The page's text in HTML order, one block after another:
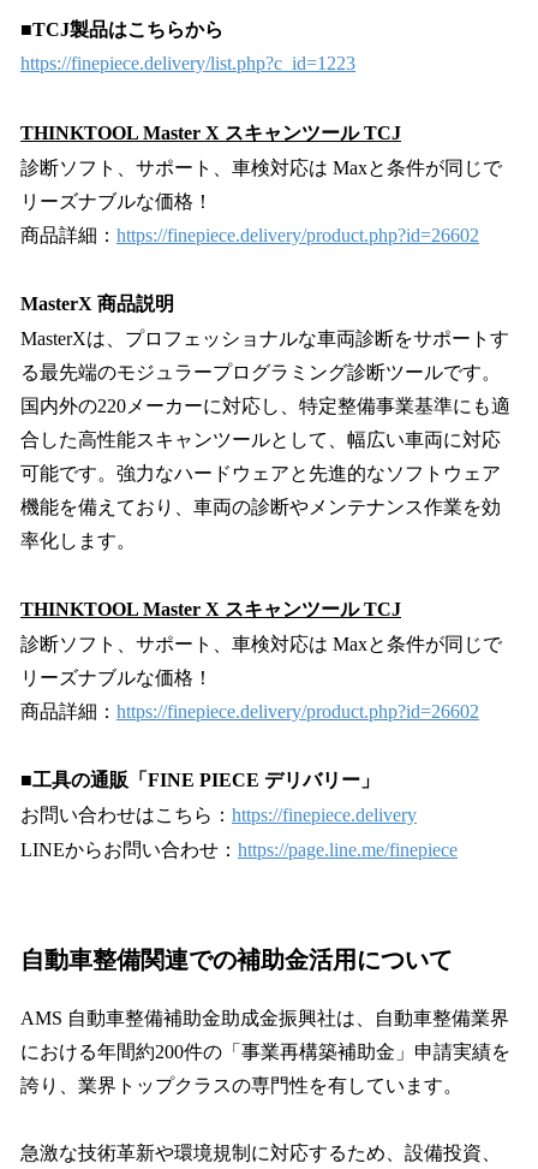
■TCJ製品はこちらから
https://finepiece.delivery/list.php?c_id=1223
THINKTOOL Master X スキャンツール TCJ
診断ソフト、サポート、車検対応は Maxと条件が同じで
リーズナブルな価格！
商品詳細： https://finepiece.delivery/product.php?id=26602
MasterX 商品説明
MasterXは、プロフェッショナルな車両診断をサポートす
る最先端のモジュラープログラミング診断ツールです。
国内外の220メーカーに対応し、特定整備事業基準にも適
合した高性能スキャンツールとして、幅広い車両に対応
可能です。強力なハードウェアと先進的なソフトウェア
機能を備えており、車両の診断やメンテナンス作業を効
率化します。
THINKTOOL Master X スキャンツール TCJ
診断ソフト、サポート、車検対応は Maxと条件が同じで
リーズナブルな価格！
商品詳細： https://finepiece.delivery/product.php?id=26602
■工具の通販「FINE PIECE デリバリー」
お問い合わせはこちら： https://finepiece.delivery
LINEからお問い合わせ： https://page.line.me/finepiece
自動車整備関連での補助金活用について
AMS 自動車整備補助金助成金振興社は、自動車整備業界
における年間約200件の「事業再構築補助金」申請実績を
誇り、業界トップクラスの専門性を有しています。
急激な技術革新や環境規制に対応するため、設備投資、